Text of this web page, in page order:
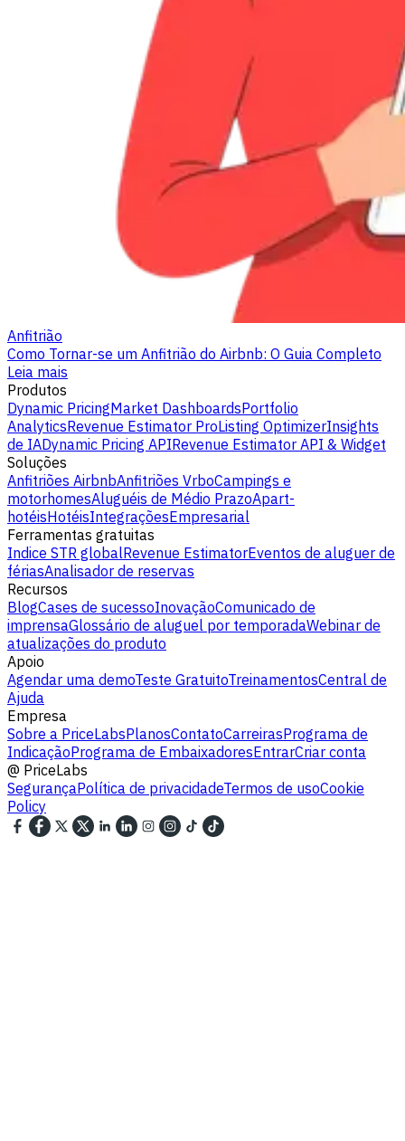
Anfitrião
Como Tornar-se um Anfitrião do Airbnb: O Guia Completo
Leia mais
Produtos
Dynamic PricingMarket DashboardsPortfolio
AnalyticsRevenue Estimator ProListing OptimizerInsights
de IADynamic Pricing APIRevenue Estimator API & Widget
Soluções
Anfitriões AirbnbAnfitriões VrboCampings e
motorhomesAluguéis de Médio PrazoApart-
hotéisHotéisIntegraçõesEmpresarial
Ferramentas gratuitas
Indice STR globalRevenue EstimatorEventos de aluguer de
fériasAnalisador de reservas
Recursos
BlogCases de sucessoInovaçãoComunicado de
imprensaGlossário de aluguel por temporadaWebinar de
atualizações do produto
Apoio
Agendar uma demoTeste GratuitoTreinamentosCentral de
Ajuda
Empresa
Sobre a PriceLabsPlanosContatoCarreirasPrograma de
IndicaçãoPrograma de EmbaixadoresEntrarCriar conta
@ PriceLabs
SegurançaPolítica de privacidadeTermos de usoCookie
Policy